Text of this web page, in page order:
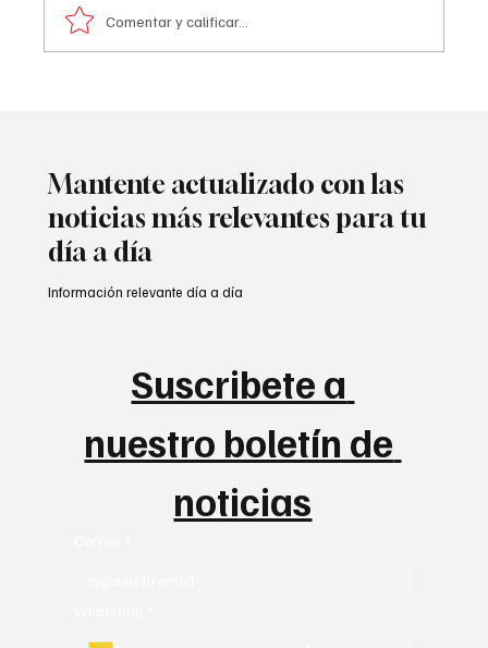
Comentar y calificar...
Mantente actualizado con las
noticias más relevantes para tu
día a día
Suscribete a
nuestro boletín de
noticias
Información relevante día a día